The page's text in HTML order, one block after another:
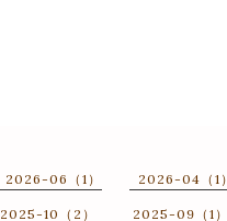
2026-06（1） 2026-04（1）
2025-10（2） 2025-09（1）